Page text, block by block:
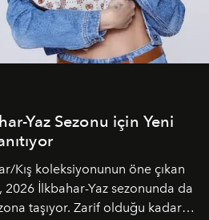
Yaz Sezonu için Yeni
Kış koleksiyonunun öne çıkan
2026 İlkbahar-Yaz sezonunda da
taşıyor. Zarif olduğu kadar